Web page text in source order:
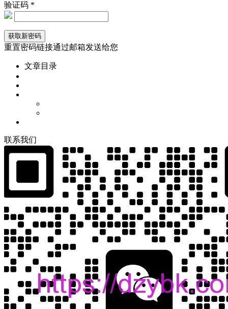
验证码 *
重置密码链接通过邮箱发送给您
文章目录
联系我们